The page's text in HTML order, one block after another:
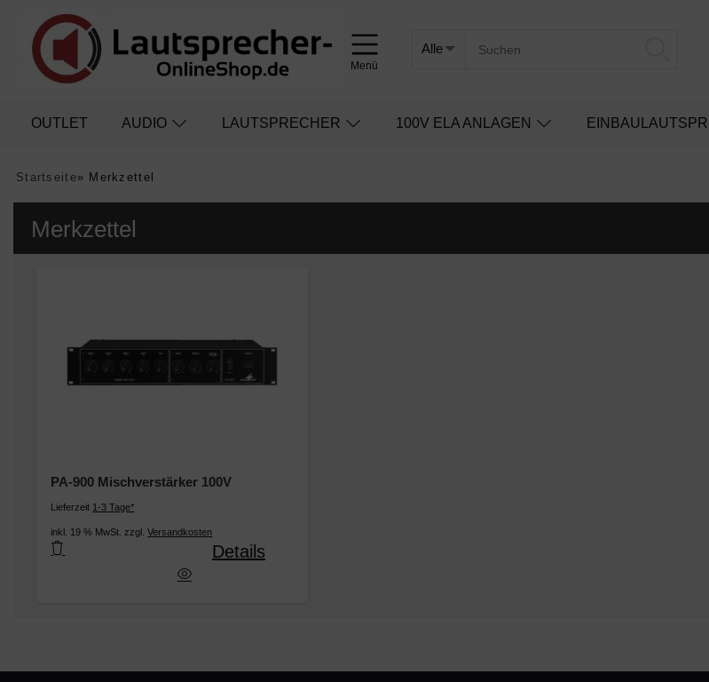
Menü
OUTLET AUDIO LAUTSPRECHER 100V ELA ANLAGEN
Startseite» Merkzettel
Merkzettel
PA-900 Mischverstärker 100V
Lieferzeit 1-3 Tage*
inkl. 19 % MwSt. zzgl.Versandkosten
PA-900 Mischverstärker 100V
Details